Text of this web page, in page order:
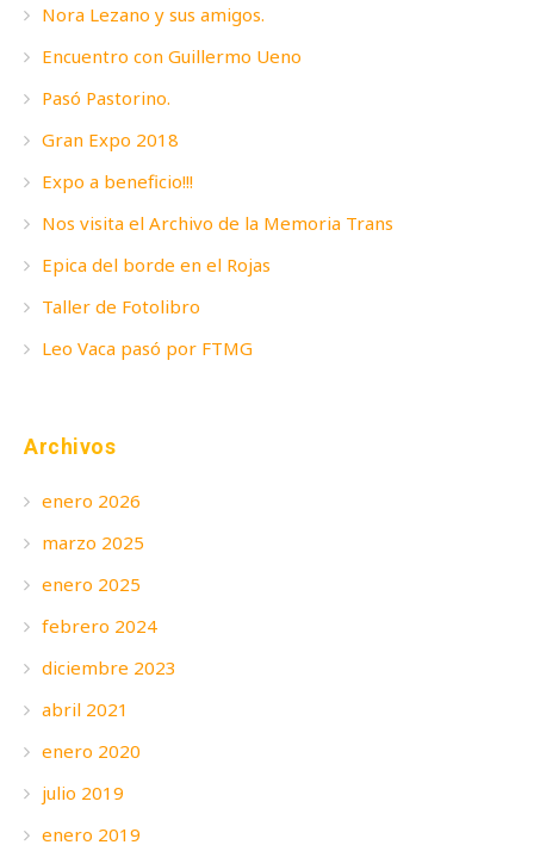
Nora Lezano y sus amigos.
Encuentro con Guillermo Ueno
Pasó Pastorino.
Gran Expo 2018
Expo a beneficio!!!
Nos visita el Archivo de la Memoria Trans
Epica del borde en el Rojas
Taller de Fotolibro
Leo Vaca pasó por FTMG
Archivos
enero 2026
marzo 2025
enero 2025
febrero 2024
diciembre 2023
abril 2021
enero 2020
julio 2019
enero 2019